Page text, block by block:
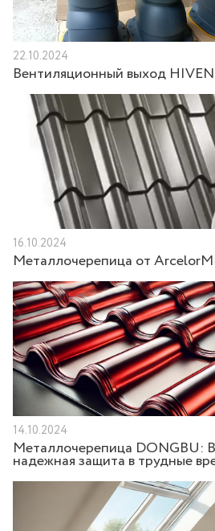
22.10.2024
Вентиляционный выход
16.10.2024
Металлочерепица от
14.10.2024
Металлочерепица DONGBU:
надежная защита в трудные